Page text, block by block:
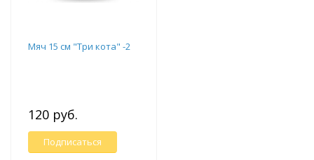
Мяч 15 см "Три кота" -2
120 руб.
Подписаться